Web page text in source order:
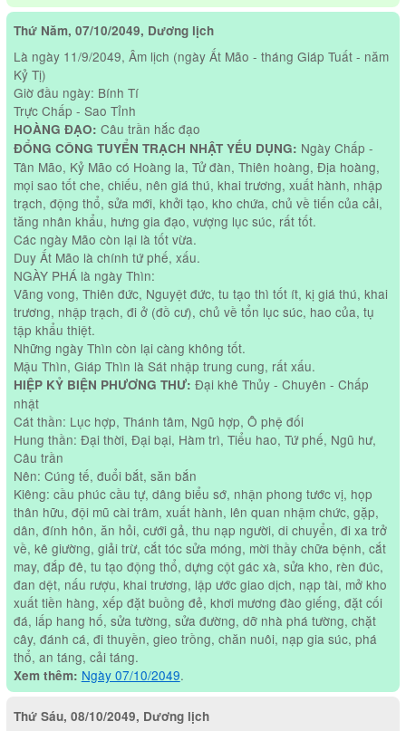
Thứ Năm, 07/10/2049, Dương lịch
Là ngày 11/9/2049, Âm lịch (ngày Ất Mão - tháng Giáp Tuất - năm
Kỷ Tị)
Giờ đầu ngày: Bính Tí
Trực Chấp - Sao Tỉnh
HOÀNG ĐẠO: Câu trần hắc đạo
ĐỔNG CÔNG TUYỂN TRẠCH NHẬT YẾU DỤNG: Ngày Chấp -
Tân Mão, Kỷ Mão có Hoàng la, Tử đàn, Thiên hoàng, Địa hoàng,
mọi sao tốt che, chiếu, nên giá thú, khai trương, xuất hành, nhập
trạch, động thổ, sửa mới, khởi tạo, kho chứa, chủ về tiến của cải,
tăng nhân khẩu, hưng gia đạo, vượng lục súc, rất tốt.
Các ngày Mão còn lại là tốt vừa.
Duy Ất Mão là chính tứ phế, xấu.
NGÀY PHÁ là ngày Thìn:
Vãng vong, Thiên đức, Nguyệt đức, tu tạo thì tốt ít, kị giá thú, khai
trương, nhập trạch, đi ở (đồ cư), chủ về tổn lục súc, hao của, tụ
tập khẩu thiệt.
Những ngày Thìn còn lại càng không tốt.
Mậu Thìn, Giáp Thìn là Sát nhập trung cung, rất xấu.
HIỆP KỶ BIỆN PHƯƠNG THƯ: Đại khê Thủy - Chuyên - Chấp
nhật
Cát thần: Lục hợp, Thánh tâm, Ngũ hợp, Ô phệ đối
Hung thần: Đại thời, Đại bại, Hàm trì, Tiểu hao, Tứ phế, Ngũ hư,
Câu trần
Nên: Cúng tế, đuổi bắt, săn bắn
Kiêng: cầu phúc cầu tự, dâng biểu sớ, nhận phong tước vị, họp
thân hữu, đội mũ cài trâm, xuất hành, lên quan nhậm chức, gặp,
dân, đính hôn, ăn hỏi, cưới gả, thu nạp người, di chuyển, đi xa trở
về, kê giường, giải trừ, cắt tóc sửa móng, mời thầy chữa bệnh, cắt
may, đắp đê, tu tạo động thổ, dựng cột gác xà, sửa kho, rèn đúc,
đan dệt, nấu rượu, khai trương, lập ước giao dịch, nạp tài, mở kho
xuất tiền hàng, xếp đặt buồng đẻ, khơi mương đào giếng, đặt cối
đá, lấp hang hố, sửa tường, sửa đường, dỡ nhà phá tường, chặt
cây, đánh cá, đi thuyền, gieo trồng, chăn nuôi, nạp gia súc, phá
thổ, an táng, cải táng.
Xem thêm: Ngày 07/10/2049.
Thứ Sáu, 08/10/2049, Dương lịch